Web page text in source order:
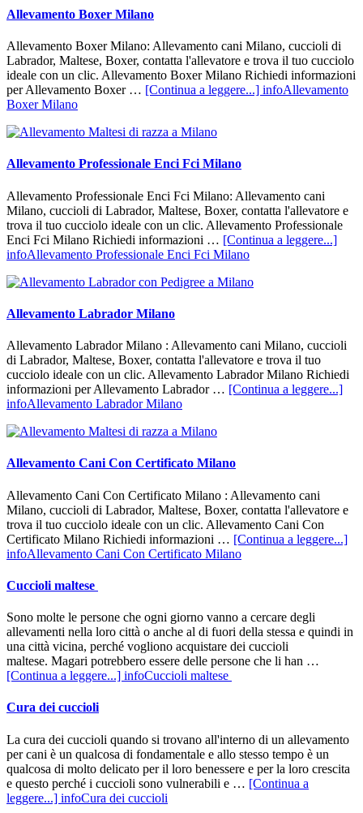
Allevamento Boxer Milano
Allevamento Boxer Milano: Allevamento cani Milano, cuccioli di
Labrador, Maltese, Boxer, contatta l'allevatore e trova il tuo cucciolo
ideale con un clic. Allevamento Boxer Milano Richiedi informazioni
per Allevamento Boxer … [Continua a leggere...] infoAllevamento
Boxer Milano
Allevamento Professionale Enci Fci Milano
Allevamento Professionale Enci Fci Milano: Allevamento cani
Milano, cuccioli di Labrador, Maltese, Boxer, contatta l'allevatore e
trova il tuo cucciolo ideale con un clic. Allevamento Professionale
Enci Fci Milano Richiedi informazioni … [Continua a leggere...]
infoAllevamento Professionale Enci Fci Milano
Allevamento Labrador Milano
Allevamento Labrador Milano : Allevamento cani Milano, cuccioli
di Labrador, Maltese, Boxer, contatta l'allevatore e trova il tuo
cucciolo ideale con un clic. Allevamento Labrador Milano Richiedi
informazioni per Allevamento Labrador … [Continua a leggere...]
infoAllevamento Labrador Milano
Allevamento Cani Con Certificato Milano
Allevamento Cani Con Certificato Milano : Allevamento cani
Milano, cuccioli di Labrador, Maltese, Boxer, contatta l'allevatore e
trova il tuo cucciolo ideale con un clic. Allevamento Cani Con
Certificato Milano Richiedi informazioni … [Continua a leggere...]
infoAllevamento Cani Con Certificato Milano
Cuccioli maltese
Sono molte le persone che ogni giorno vanno a cercare degli
allevamenti nella loro città o anche al di fuori della stessa e quindi in
una città vicina, perché vogliono acquistare dei cuccioli
maltese. Magari potrebbero essere delle persone che li han …
[Continua a leggere...] infoCuccioli maltese
Cura dei cuccioli
La cura dei cuccioli quando si trovano all'interno di un allevamento
per cani è un qualcosa di fondamentale e allo stesso tempo è un
qualcosa di molto delicato per il loro benessere e per la loro crescita
e questo perché i cuccioli sono vulnerabili e … [Continua a
leggere...] infoCura dei cuccioli